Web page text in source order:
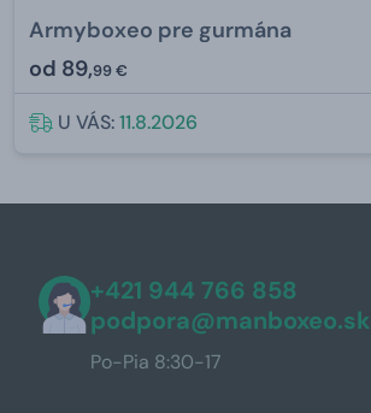
Armyboxeo pre gurmána
od 89,99 €
U VÁS:11.8.2026
+421 944 766 858
podpora@manboxeo.sk
Po-Pia 8:30-17